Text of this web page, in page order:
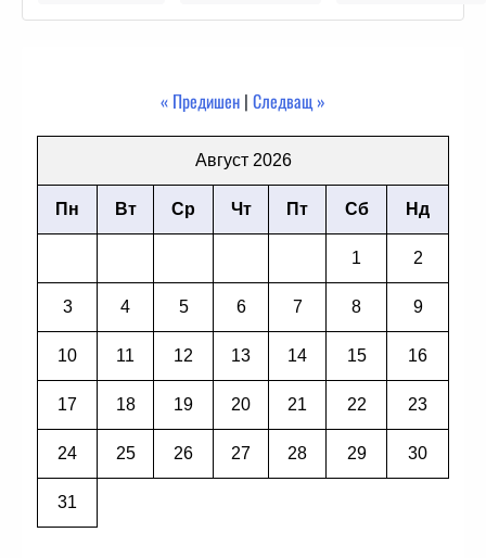
« Предишен | Следващ »
Август 2026
Пн Вт Ср Чт Пт Сб Нд
1 2
3 4 5 6 7 8 9
10 11 12 13 14 15 16
17 18 19 20 21 22 23
24 25 26 27 28 29 30
31